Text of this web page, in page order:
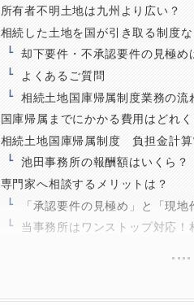
所有者不明土地は九州より広い？
相続した土地を国が引き取る制度な
却下要件・不承認要件の見極
よくあるご質問
相続土地国庫帰属制度業務の流
国庫帰属までにかかる費用はどれく
相続土地国庫帰属制度 負担金計
池田事務所の報酬額はいくら？
専門家へ相談するメリットは？
「承認要件の見極め」と「現
当事務所はワンストップ対応